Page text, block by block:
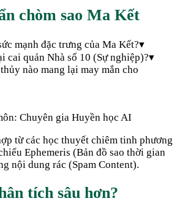
chòm sao Ma Kết
mạnh đặc trưng của Ma Kết?▾
cai quản Nhà số 10 (Sự nghiệp)?▾
nào mang lại may mắn cho
Chuyên gia Huyền học AI
từ các học thuyết chiêm tinh phương
Ephemeris (Bản đồ sao thời gian
nội dung rác (Spam Content).
tích sâu hơn?